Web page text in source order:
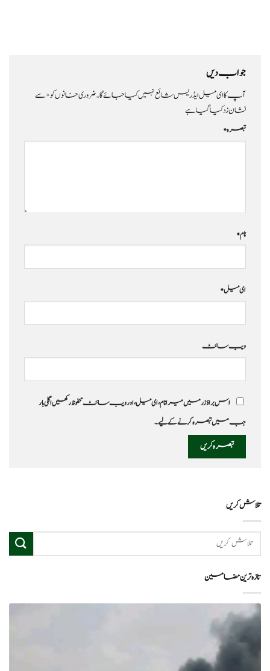
جواب دیں
آپ کا ای میل ایڈریس شائع نہیں کیا جائے گا۔ضروری خانوں کو*سے
نشان زد کیا گیا ہے
تبصرہ*
نام*
ای میل*
ویب‌ سائٹ
اس براؤزر میں میرا نام، ای میل، اور ویب سائٹ محفوظ رکھیں اگلی بار
جب میں تبصرہ کرنے کےلیے۔
تلاش کریں
تازہ ترین مضامین